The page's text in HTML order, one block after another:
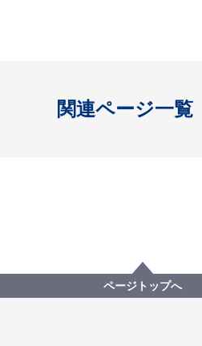
関連ページ一覧
開く
ページトップへ